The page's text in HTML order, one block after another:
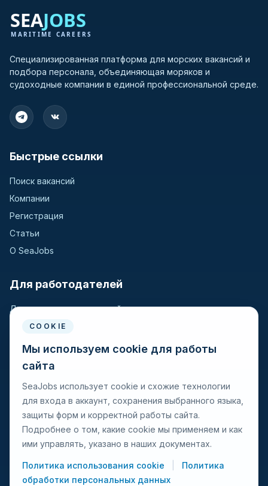
Специализированная платформа для морских вакансий и
подбора персонала, объединяющая моряков и
судоходные компании в единой профессиональной среде.
Быстрые ссылки
Поиск вакансий
Компании
Регистрация
Статьи
О SeaJobs
Для работодателей
Для крюинговых компаний
Разместить вакансию
Поиск кандидатов
Для моряков
Поиск вакансий
Просмотр компаний
COOKIE
Мы используем cookie для работы
сайта
SeaJobs использует cookie и схожие технологии
для входа в аккаунт, сохранения выбранного языка,
защиты форм и корректной работы сайта.
Подробнее о том, какие cookie мы применяем и как
ими управлять, указано в наших документах.
Политика использования cookie
Политика
обработки персональных данных